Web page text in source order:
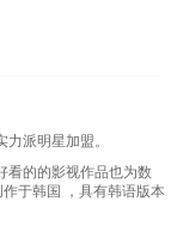
第52集
派明星加盟。
看的的影视作品也为数
于韩国 ，具有韩语版本